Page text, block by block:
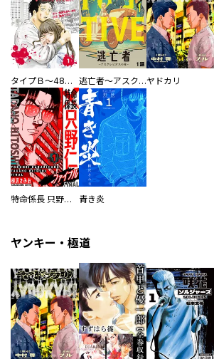
タイプＢ～48時間後、致死率100％～【単話】 逃亡者～アスクレピオスの杖～ヤドカリ
特命係長 只野仁ファイナル 愛蔵版 青き炎
ヤンキー・極道